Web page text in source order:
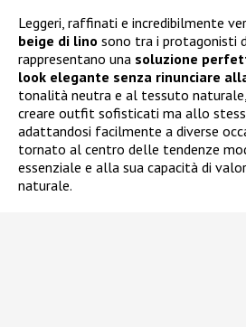
Leggeri, raffinati e incredibilmente
beige di lino sono tra i protagonisti
rappresentano una soluzione
look elegante senza rinunciare
tonalità neutra e al tessuto
creare outfit sofisticati ma allo
adattandosi facilmente a diverse
tornato al centro delle tendenze
essenziale e alla sua capacità di
naturale.